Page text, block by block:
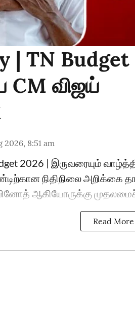
| TN Budget
CM விஜய்
2026, 8:51 am
2026 | இருவரையும்
நிதிநிலை அறிக்கை
ஆகியோருக்கு
Read More